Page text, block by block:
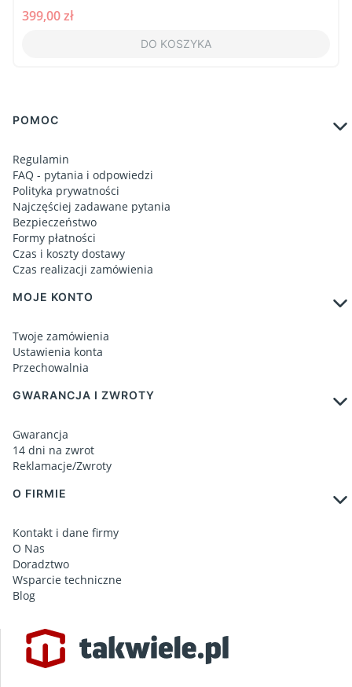
Cena
399,00 zł
DO KOSZYKA
Linki w stopce
POMOC
Regulamin
FAQ - pytania i odpowiedzi
Polityka prywatności
Najczęściej zadawane pytania
Bezpieczeństwo
Formy płatności
Czas i koszty dostawy
Czas realizacji zamówienia
MOJE KONTO
Twoje zamówienia
Ustawienia konta
Przechowalnia
GWARANCJA I ZWROTY
Gwarancja
14 dni na zwrot
Reklamacje/Zwroty
O FIRMIE
Kontakt i dane firmy
O Nas
Doradztwo
Wsparcie techniczne
Blog